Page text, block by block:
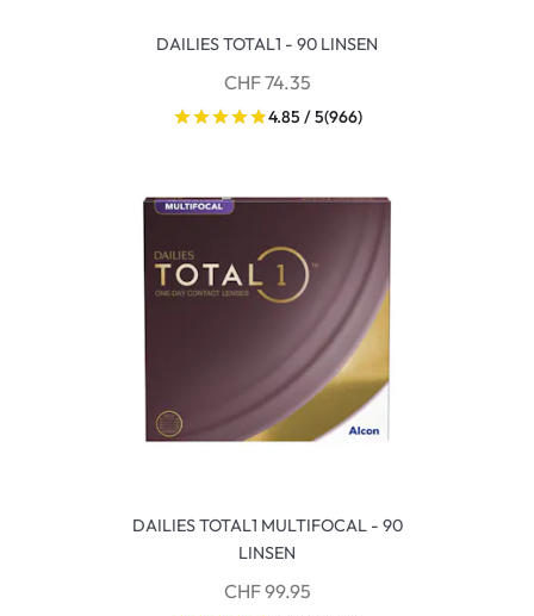
DAILIES TOTAL1 - 90 LINSEN
CHF 74.35
4.85 / 5(966)
DAILIES TOTAL1 MULTIFOCAL - 90
LINSEN
CHF 99.95